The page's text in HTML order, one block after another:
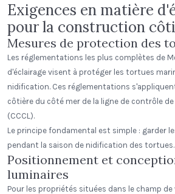
Exigences en matière
pour la construction
Mesures de protection des
Les réglementations les plus complètes de
d'éclairage visent à protéger les tortues
nidification. Ces réglementations
côtière du côté mer de la ligne de contrôle
(CCCL).
Le principe fondamental est simple : garder
pendant la saison de nidification des tortues.
Positionnement et
luminaires
Pour les propriétés situées dans le champ de